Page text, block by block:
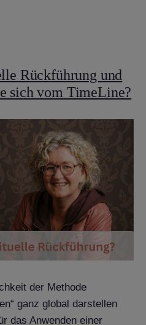
Rückführung und
sich vom TimeLine?
der Methode
ganz global darstellen
das Anwenden einer